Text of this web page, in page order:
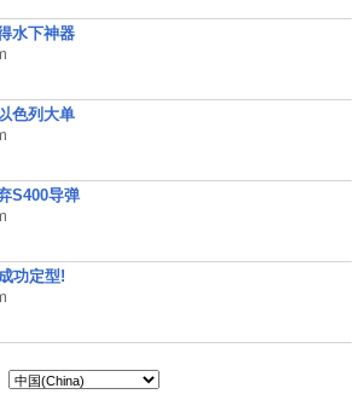
水下神器
色列大单
S400导弹
功定型!